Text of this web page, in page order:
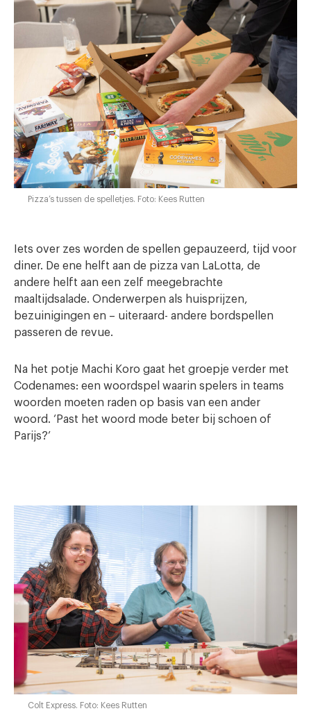
Pizza’s tussen de spelletjes. Foto: Kees Rutten
Iets over zes worden de spellen gepauzeerd, tijd voor
diner. De ene helft aan de pizza van LaLotta, de
andere helft aan een zelf meegebrachte
maaltijdsalade. Onderwerpen als huisprijzen,
bezuinigingen en – uiteraard- andere bordspellen
passeren de revue.
Na het potje Machi Koro gaat het groepje verder met
Codenames: een woordspel waarin spelers in teams
woorden moeten raden op basis van een ander
woord. ‘Past het woord mode beter bij schoen of
Parijs?’
Colt Express. Foto: Kees Rutten